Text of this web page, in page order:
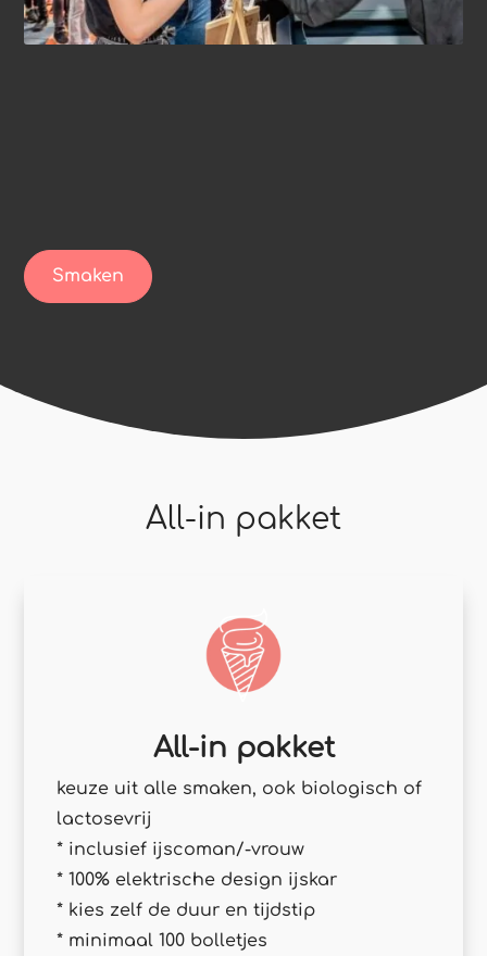
Smaken
All-in pakket
All-in pakket
keuze uit alle smaken, ook biologisch of
lactosevrij
* inclusief ijscoman/-vrouw
* 100% elektrische design ijskar
* kies zelf de duur en tijdstip
* minimaal 100 bolletjes